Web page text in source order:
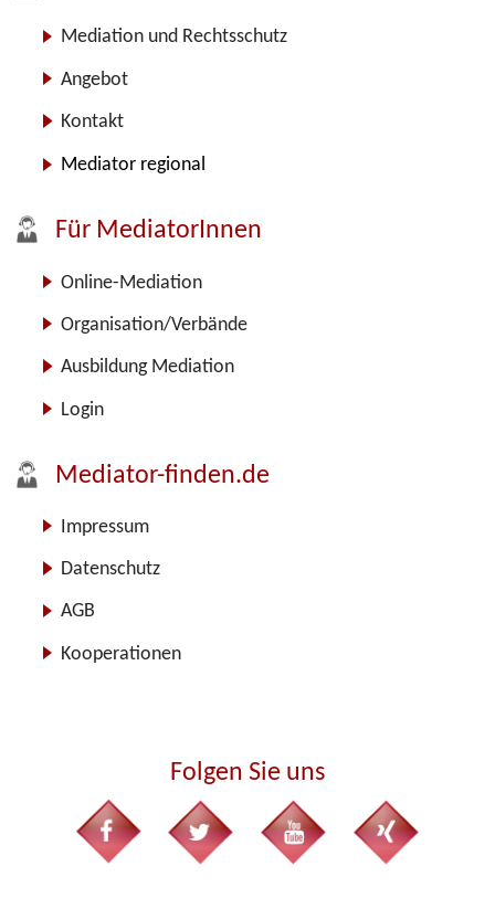
Mediation und Rechtsschutz
Angebot
Kontakt
Mediator regional
Für MediatorInnen
Online-Mediation
Organisation/Verbände
Ausbildung Mediation
Login
Mediator-finden.de
Impressum
Datenschutz
AGB
Kooperationen
Folgen Sie uns